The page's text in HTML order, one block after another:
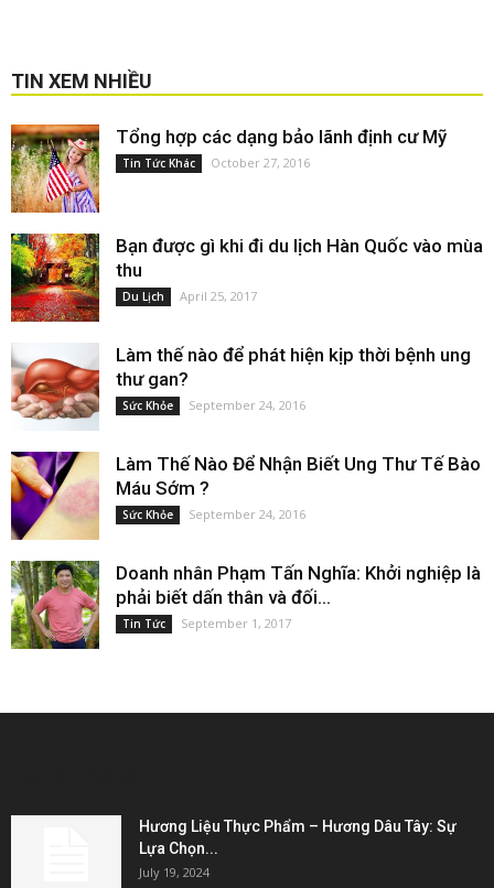
TIN XEM NHIỀU
Tổng hợp các dạng bảo lãnh định cư Mỹ
Tin Tức Khác October 27, 2016
Bạn được gì khi đi du lịch Hàn Quốc vào mùa
thu
Du Lịch April 25, 2017
Làm thế nào để phát hiện kịp thời bệnh ung
thư gan?
Sức Khỏe September 24, 2016
Làm Thế Nào Để Nhận Biết Ung Thư Tế Bào
Máu Sớm ?
Sức Khỏe September 24, 2016
Doanh nhân Phạm Tấn Nghĩa: Khởi nghiệp là
phải biết dấn thân và đối...
Tin Tức September 1, 2017
Hương Liệu Thực Phẩm – Hương Dâu Tây: Sự
Lựa Chọn...
July 19, 2024